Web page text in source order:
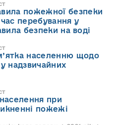
пожежної безпеки
час перебування у
безпеки на воді
населенню щодо
у надзвичайних
населення при
пожежі